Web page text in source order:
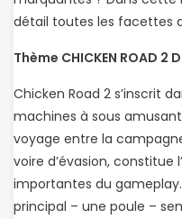
détail toutes les facettes
Thème CHICKEN ROAD 2
Chicken Road 2 s’inscrit
machines à sous
voyage entre la
voire d’évasion, constitue
importantes du
principal – une poule –